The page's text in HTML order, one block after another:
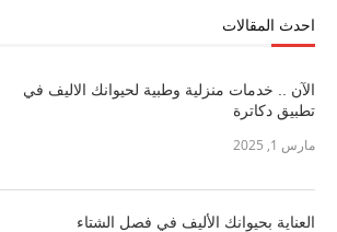
احدث المقالات
الآن .. خدمات منزلية وطبية لحيوانك الاليف في
تطبيق دكاترة
مارس 1, 2025
العناية بحيوانك الأليف في فصل الشتاء